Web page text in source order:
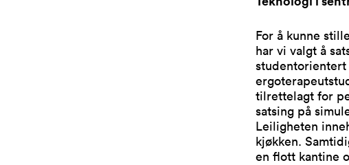
For å kunne
har vi valgt å
tilrettelagt for
satsing på
Leiligheten
kjøkken.
en flott kantine